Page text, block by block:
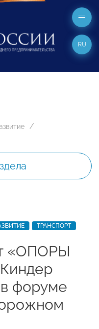
RU
ТРАНСПОРТ
«ОПОРЫ
форуме